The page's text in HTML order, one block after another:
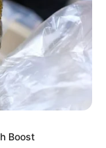
Boost